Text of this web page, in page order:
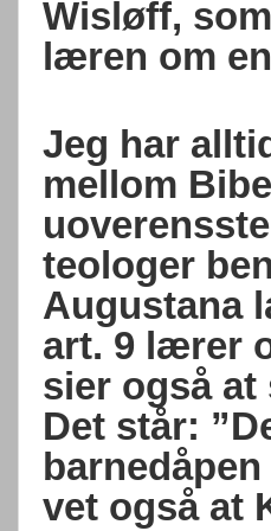
Wisløff,
læren om
Jeg har
mellom
teologer
Augustana
art. 9 lærer
sier også
Det står:
vet også at